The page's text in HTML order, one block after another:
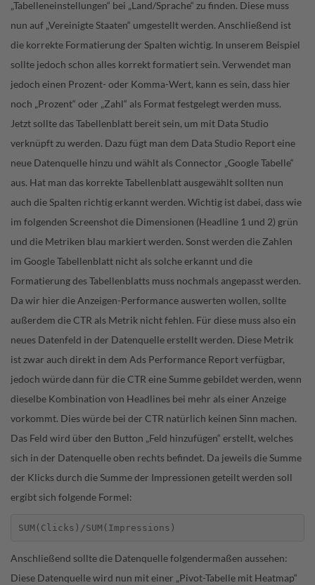
„Tabelleneinstellungen“ bei „Land/Sprache“ zu finden. Diese muss
nun auf „Vereinigte Staaten“ umgestellt werden. Anschließend ist
die korrekte Formatierung der Spalten wichtig. In unserem Beispiel
sollte jedoch schon alles korrekt formatiert sein. Verwendet man
jedoch einen Prozent- oder Komma-Wert, kann es sein, dass hier
noch „Prozent“ oder „Zahl“ als Format festgelegt werden muss.
Jetzt sollte das Tabellenblatt bereit sein, um mit Data Studio
verknüpft zu werden. Dazu fügt man dem Data Studio Report eine
neue Datenquelle hinzu und wählt als Connector „Google Tabelle“
aus. Hat man das korrekte Tabellenblatt ausgewählt sollten nun
auch die Spalten richtig erkannt werden. Wichtig ist dabei, dass wie
im folgenden Screenshot die Dimensionen (Headline 1 und 2) grün
und die Metriken blau markiert werden. Sonst werden die Zahlen
im Google Tabellenblatt nicht als solche erkannt und die
Formatierung des Tabellenblatts muss nochmals angepasst werden.
Da wir hier die Anzeigen-Performance auswerten wollen, sollte
außerdem die CTR als Metrik nicht fehlen. Für diese muss also ein
neues Datenfeld in der Datenquelle erstellt werden. Diese Metrik
ist zwar auch direkt in dem Ads Performance Report verfügbar,
jedoch würde dann für die CTR eine Summe gebildet werden, wenn
dieselbe Kombination von Headlines bei mehr als einer Anzeige
vorkommt. Dies würde bei der CTR natürlich keinen Sinn machen.
Das Feld wird über den Button „Feld hinzufügen“ erstellt, welches
sich in der Datenquelle oben rechts befindet. Da jeweils die Summe
der Klicks durch die Summe der Impressionen geteilt werden soll
ergibt sich folgende Formel:
SUM(Clicks)/SUM(Impressions)
Anschließend sollte die Datenquelle folgendermaßen aussehen:
Diese Datenquelle wird nun mit einer „Pivot-Tabelle mit Heatmap“